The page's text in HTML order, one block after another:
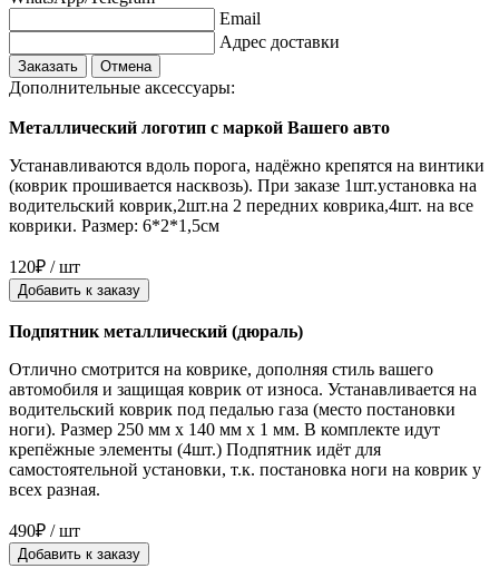
Email
Адрес доставки
Заказать Отмена
Дополнительные аксессуары:
Металлический логотип с маркой Вашего авто
Устанавливаются вдоль порога, надёжно крепятся на винтики
(коврик прошивается насквозь). При заказе 1шт.установка на
водительский коврик,2шт.на 2 передних коврика,4шт. на все
коврики. Размер: 6*2*1,5см
120₽ / шт
Добавить к заказу
Подпятник металлический (дюраль)
Отлично смотрится на коврике, дополняя стиль вашего
автомобиля и защищая коврик от износа. Устанавливается на
водительский коврик под педалью газа (место постановки
ноги). Размер 250 мм x 140 мм x 1 мм. В комплекте идут
крепёжные элементы (4шт.) Подпятник идёт для
самостоятельной установки, т.к. постановка ноги на коврик у
всех разная.
490₽ / шт
Добавить к заказу